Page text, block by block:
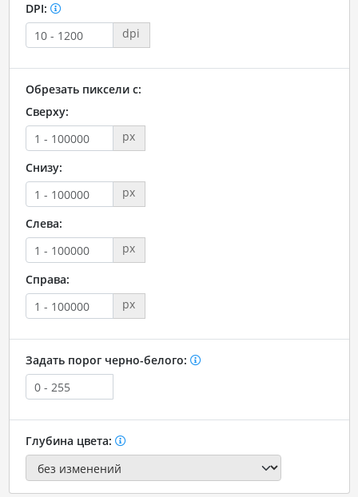
DPI:
dpi
Обрезать пиксели с:
Сверху:
px
Снизу:
px
Слева:
px
Справа:
px
Задать порог черно-белого:
Глубина цвета: